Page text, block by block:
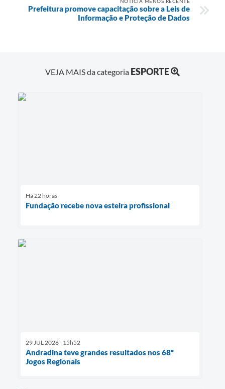
Prefeitura promove capacitação sobre a Leis de
Informação e Proteção de Dados
VEJA MAIS da categoria ESPORTE
Há 22 horas
Fundação recebe nova esteira profissional
29 JUL 2026 - 15h52
Andradina teve grandes resultados nos 68º
Jogos Regionais